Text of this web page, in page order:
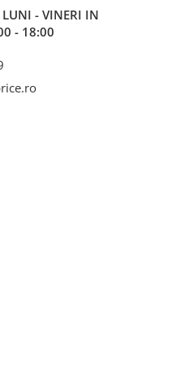
LUNI - VINERI IN
- 18:00